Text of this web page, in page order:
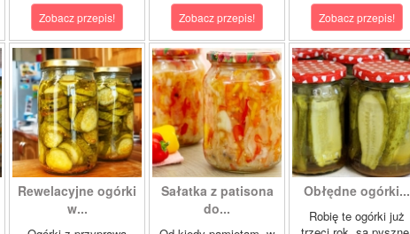
Zobacz przepis! Zobacz przepis! Zobacz przepis!
Rewelacyjne ogórki
w...
Sałatka z patisona
do...
Obłędne ogórki...
Robię te ogórki już